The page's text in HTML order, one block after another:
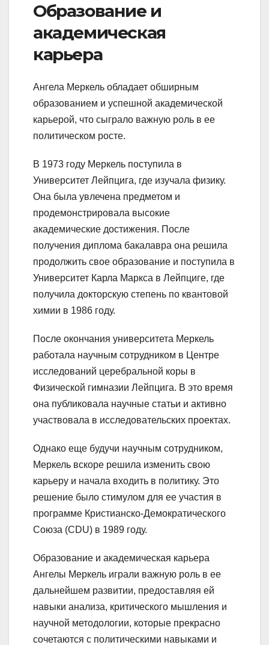
Образование и
академическая
карьера
Ангела Меркель обладает обширным
образованием и успешной академической
карьерой, что сыграло важную роль в ее
политическом росте.
В 1973 году Меркель поступила в
Университет Лейпцига, где изучала физику.
Она была увлечена предметом и
продемонстрировала высокие
академические достижения. После
получения диплома бакалавра она решила
продолжить свое образование и поступила в
Университет Карла Маркса в Лейпциге, где
получила докторскую степень по квантовой
химии в 1986 году.
После окончания университета Меркель
работала научным сотрудником в Центре
исследований церебральной коры в
Физической гимназии Лейпцига. В это время
она публиковала научные статьи и активно
участвовала в исследовательских проектах.
Однако еще будучи научным сотрудником,
Меркель вскоре решила изменить свою
карьеру и начала входить в политику. Это
решение было стимулом для ее участия в
программе Кристианско-Демократического
Союза (CDU) в 1989 году.
Образование и академическая карьера
Ангелы Меркель играли важную роль в ее
дальнейшем развитии, предоставляя ей
навыки анализа, критического мышления и
научной методологии, которые прекрасно
сочетаются с политическими навыками и